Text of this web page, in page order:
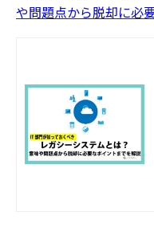
や問題点から脱却に必